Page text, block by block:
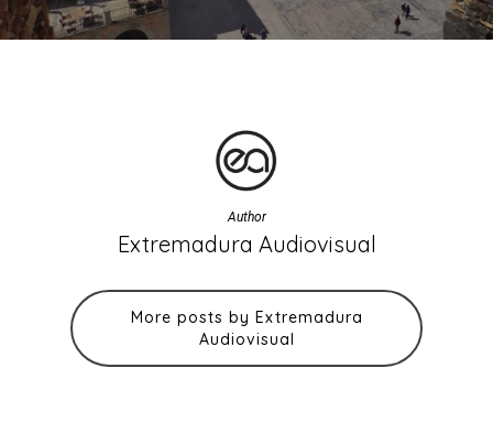
Author
Extremadura Audiovisual
More posts by Extremadura
Audiovisual